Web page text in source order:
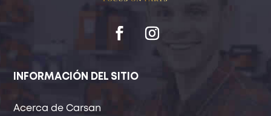
INFORMACIÓN DEL SITIO
Acerca de Carsan